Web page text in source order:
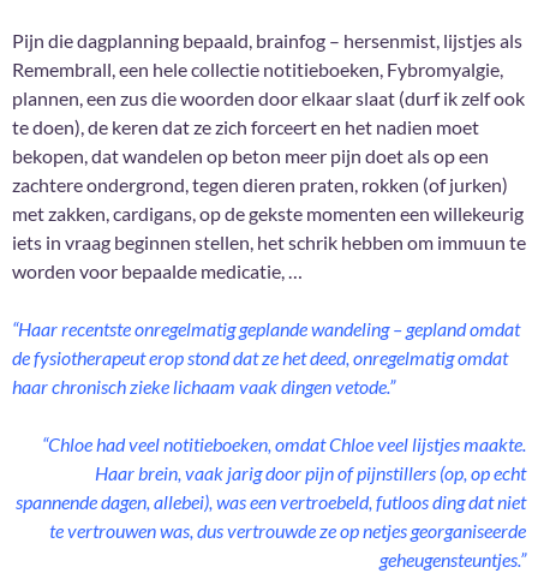
Pijn die dagplanning bepaald, brainfog – hersenmist, lijstjes als
Remembrall, een hele collectie notitieboeken, Fybromyalgie,
plannen, een zus die woorden door elkaar slaat (durf ik zelf ook
te doen), de keren dat ze zich forceert en het nadien moet
bekopen, dat wandelen op beton meer pijn doet als op een
zachtere ondergrond, tegen dieren praten, rokken (of jurken)
met zakken, cardigans, op de gekste momenten een willekeurig
iets in vraag beginnen stellen, het schrik hebben om immuun te
worden voor bepaalde medicatie, …
“Haar recentste onregelmatig geplande wandeling – gepland omdat
de fysiotherapeut erop stond dat ze het deed, onregelmatig omdat
haar chronisch zieke lichaam vaak dingen vetode.”
“Chloe had veel notitieboeken, omdat Chloe veel lijstjes maakte.
Haar brein, vaak jarig door pijn of pijnstillers (op, op echt
spannende dagen, allebei), was een vertroebeld, futloos ding dat niet
te vertrouwen was, dus vertrouwde ze op netjes georganiseerde
geheugensteuntjes.”